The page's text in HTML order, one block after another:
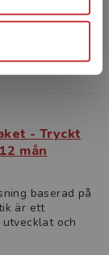
- Tryckt
mån
baserad på
är ett
och